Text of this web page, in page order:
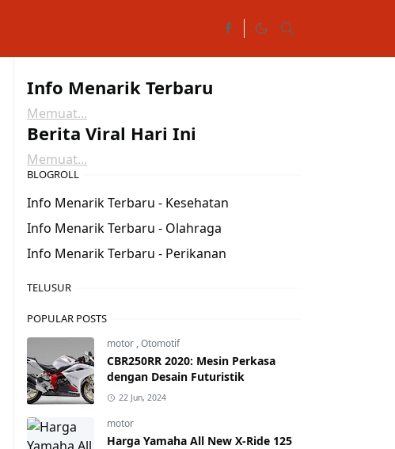
Info Menarik Terbaru
Memuat...
Berita Viral Hari Ini
Memuat...
BLOGROLL
Info Menarik Terbaru - Kesehatan
Info Menarik Terbaru - Olahraga
Info Menarik Terbaru - Perikanan
TELUSUR
POPULAR POSTS
motor ,Otomotif
CBR250RR 2020: Mesin Perkasa
dengan Desain Futuristik
22 Jun, 2024
motor
Harga Yamaha All New X-Ride 125